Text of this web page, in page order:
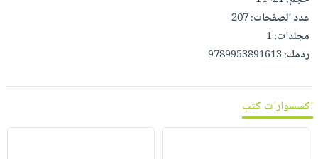
عدد الصفحات:207
مجلدات:1
ردمك:9789953891613
اكسسوارات كتب